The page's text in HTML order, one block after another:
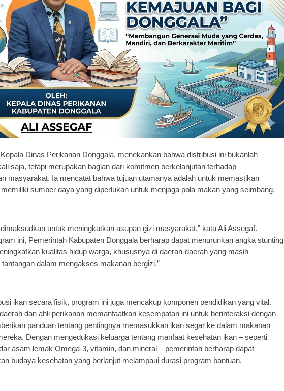
Dinas Perikanan Donggala, menekankan bahwa distribusi ini bukanlah
saja, tetapi merupakan bagian dari komitmen berkelanjutan terhadap
masyarakat. Ia mencatat bahwa tujuan utamanya adalah untuk memastikan
sumber daya yang diperlukan untuk menjaga pola makan yang seimbang.
dimaksudkan untuk meningkatkan asupan gizi masyarakat,” kata Ali Assegaf.
ini, Pemerintah Kabupaten Donggala berharap dapat menurunkan angka stunting
kualitas hidup warga, khususnya di daerah-daerah yang masih
tantangan dalam mengakses makanan bergizi.”
ikan secara fisik, program ini juga mencakup komponen pendidikan yang vital.
dan ahli perikanan memanfaatkan kesempatan ini untuk berinteraksi dengan
panduan tentang pentingnya memasukkan ikan segar ke dalam makanan
Dengan mengedukasi keluarga tentang manfaat kesehatan ikan – seperti
asam lemak Omega-3, vitamin, dan mineral – pemerintah berharap dapat
budaya kesehatan yang berlanjut melampaui durasi program bantuan.